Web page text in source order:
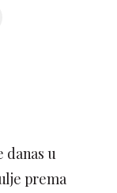
danas u
prema